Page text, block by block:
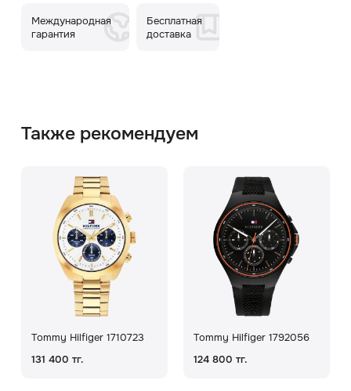
Международная
гарантия
Бесплатная
доставка
Также рекомендуем
Tommy Hilfiger 1710723
131 400 тг.
Tommy Hilfiger 1792056
124 800 тг.